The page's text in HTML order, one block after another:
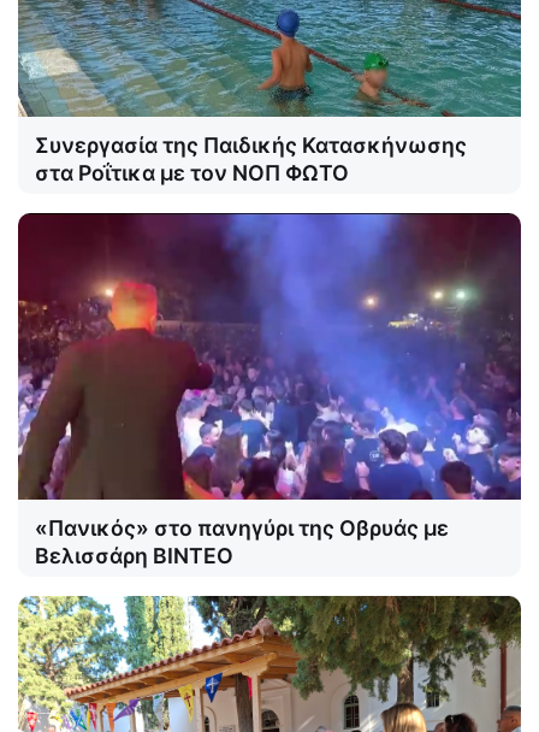
Συνεργασία της Παιδικής Κατασκήνωσης
στα Ροΐτικα με τον ΝΟΠ ΦΩΤΟ
«Πανικός» στο πανηγύρι της Οβρυάς με
Βελισσάρη ΒΙΝΤΕΟ